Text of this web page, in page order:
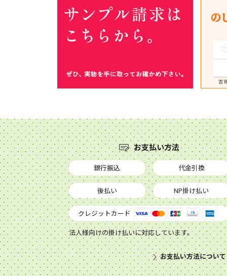
お支払い方法
銀行振込 代金引換
後払い NP掛け払い
クレジットカード
法人様向けの掛け払いに対応しています。
お支払い方法について